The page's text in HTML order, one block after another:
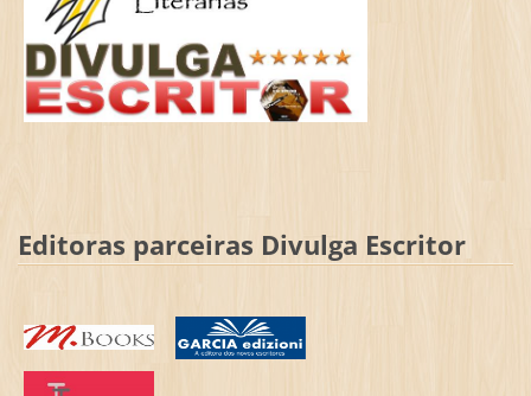
Editoras parceiras Divulga Escritor